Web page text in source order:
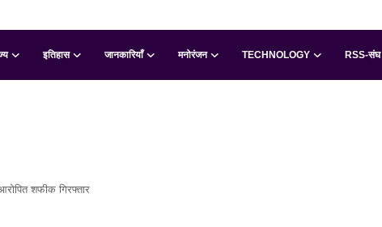
इतिहास जानकारियाँ मनोरंजन TECHNOLOGY RSS-संघ
शफीक गिरफ्तार